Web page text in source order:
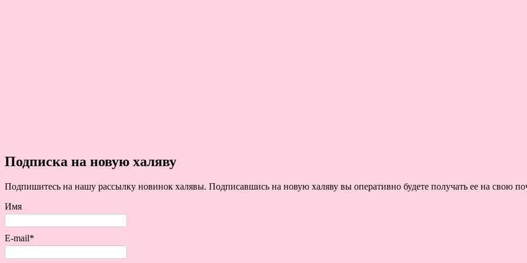
Подписка на новую халяву
Подпишитесь на нашу рассылку новинок халявы. Подписавшись на новую халяву вы оперативно будете получать ее на свою
Имя
E-mail*